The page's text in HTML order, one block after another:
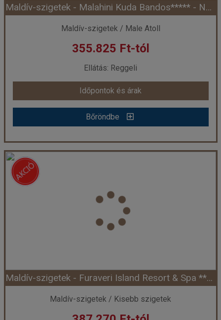
Időpont: 2027-05-11 | 7 éj
már 342.585 Ft-tól
Időpontok és árak
Bőröndbe
Maldív-szigetek - Malahini Kuda Bandos***** - North Male Atoll (Egyéni) *****
Maldív-szigetek / Male Atoll
355.825 Ft-tól
Ellátás: Reggeli
Időpontok és árak
Bőröndbe
Maldív-szigetek - Malahini Kuda Bandos***** - North Male Atoll (Egyéni) *****
Észak-Male Atoll
Utazás módja:
Egyénileg
Reggeli
Szálláskategória: Hotel *****
Garden szoba, 2 felnőtt
Időpont: 2027-05-01 | 7 éj Maldív-szigetek - Furaveri Island Resort & Spa ***** - Raa Atoll (Egyéni) *****
Maldív-szigetek / Kisebb szigetek